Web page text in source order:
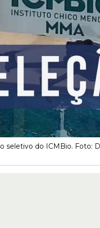
seletivo do ICMBio. Foto: